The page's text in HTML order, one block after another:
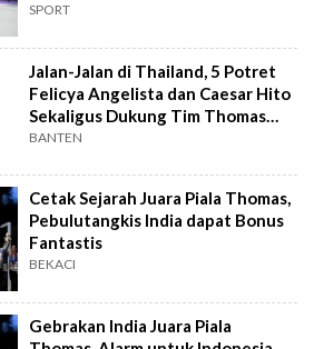
SPORT
Jalan-Jalan di Thailand, 5 Potret
Felicya Angelista dan Caesar Hito
Sekaligus Dukung Tim Thomas
Uber Indonesia
BANTEN
Cetak Sejarah Juara Piala Thomas,
Pebulutangkis India dapat Bonus
Fantastis
BEKACI
Gebrakan India Juara Piala